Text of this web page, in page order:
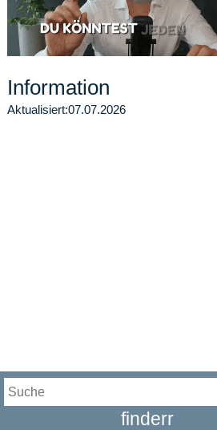
Information
Aktualisiert:07.07.2026
finderr